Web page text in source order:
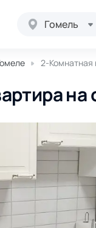
Гомель
2-Комнатная
на